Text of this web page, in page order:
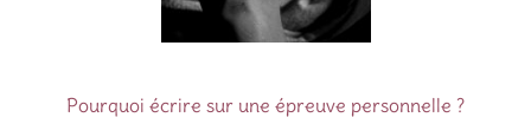
Pourquoi écrire sur une épreuve personnelle ?